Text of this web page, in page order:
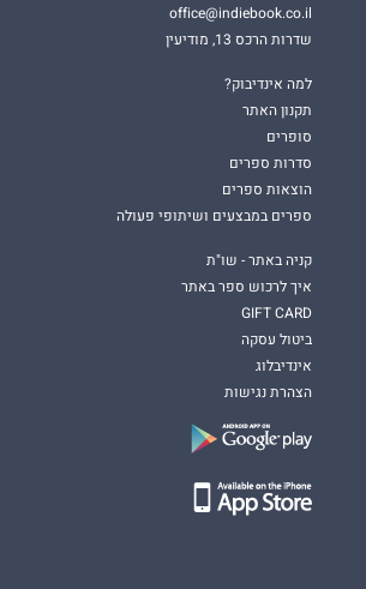
office@indiebook.co.il
שדרות הרכס 13, מודיעין
למה אינדיבוק?
תקנון האתר
סופרים
סדרות ספרים
הוצאות ספרים
ספרים במבצעים ושיתופי פעולה
קניה באתר - שו"ת
איך לרכוש ספר באתר
GIFT CARD
ביטול עסקה
אינדיבלוג
הצהרת נגישות